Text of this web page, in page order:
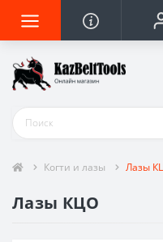
Когти и лазы Лазы
Лазы КЦО